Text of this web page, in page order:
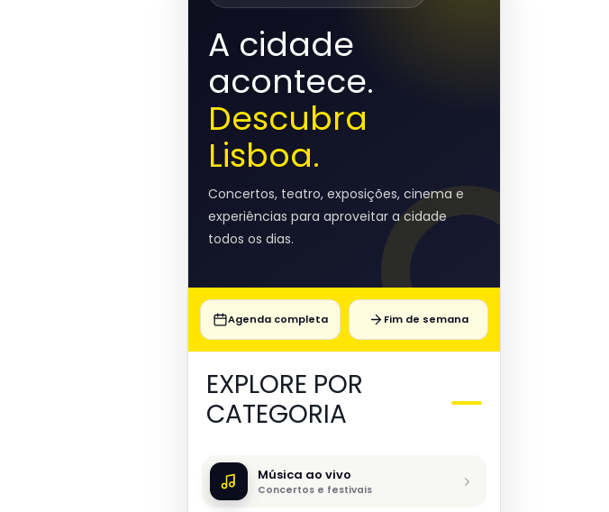
A cidade
acontece.
Descubra
Lisboa.
Concertos, teatro, exposições, cinema e
experiências para aproveitar a cidade
todos os dias.
Agenda completa Fim de semana
EXPLORE POR
CATEGORIA
Música ao vivo
Concertos e festivais